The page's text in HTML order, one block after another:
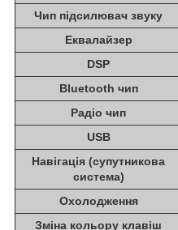
Чип підсилювач звуку
Еквалайзер
DSP
Bluetooth чип
Радіо чип
USB
Навігація (супутникова
система)
Охолодження
Зміна кольору клавіш